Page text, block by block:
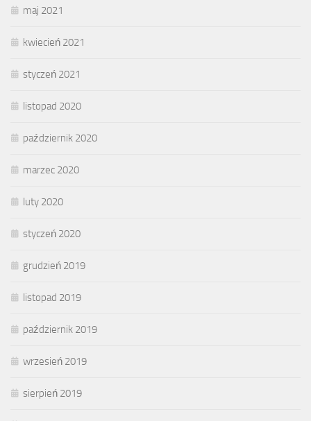
maj 2021
kwiecień 2021
styczeń 2021
listopad 2020
październik 2020
marzec 2020
luty 2020
styczeń 2020
grudzień 2019
listopad 2019
październik 2019
wrzesień 2019
sierpień 2019